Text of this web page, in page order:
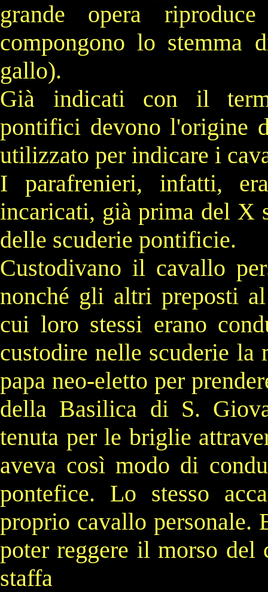
grande opera
compongono lo
gallo).
Già indicati con il
pontifici devono l'origine
utilizzato per indicare i
I parafrenieri, infatti,
incaricati, già prima del X
delle scuderie pontificie.
Custodivano il cavallo
nonché gli altri preposti
cui loro stessi erano
custodire nelle scuderie la
papa neo-eletto per
della Basilica di S.
tenuta per le briglie
aveva così modo di
pontefice. Lo stesso
proprio cavallo personale.
poter reggere il morso del
staffa